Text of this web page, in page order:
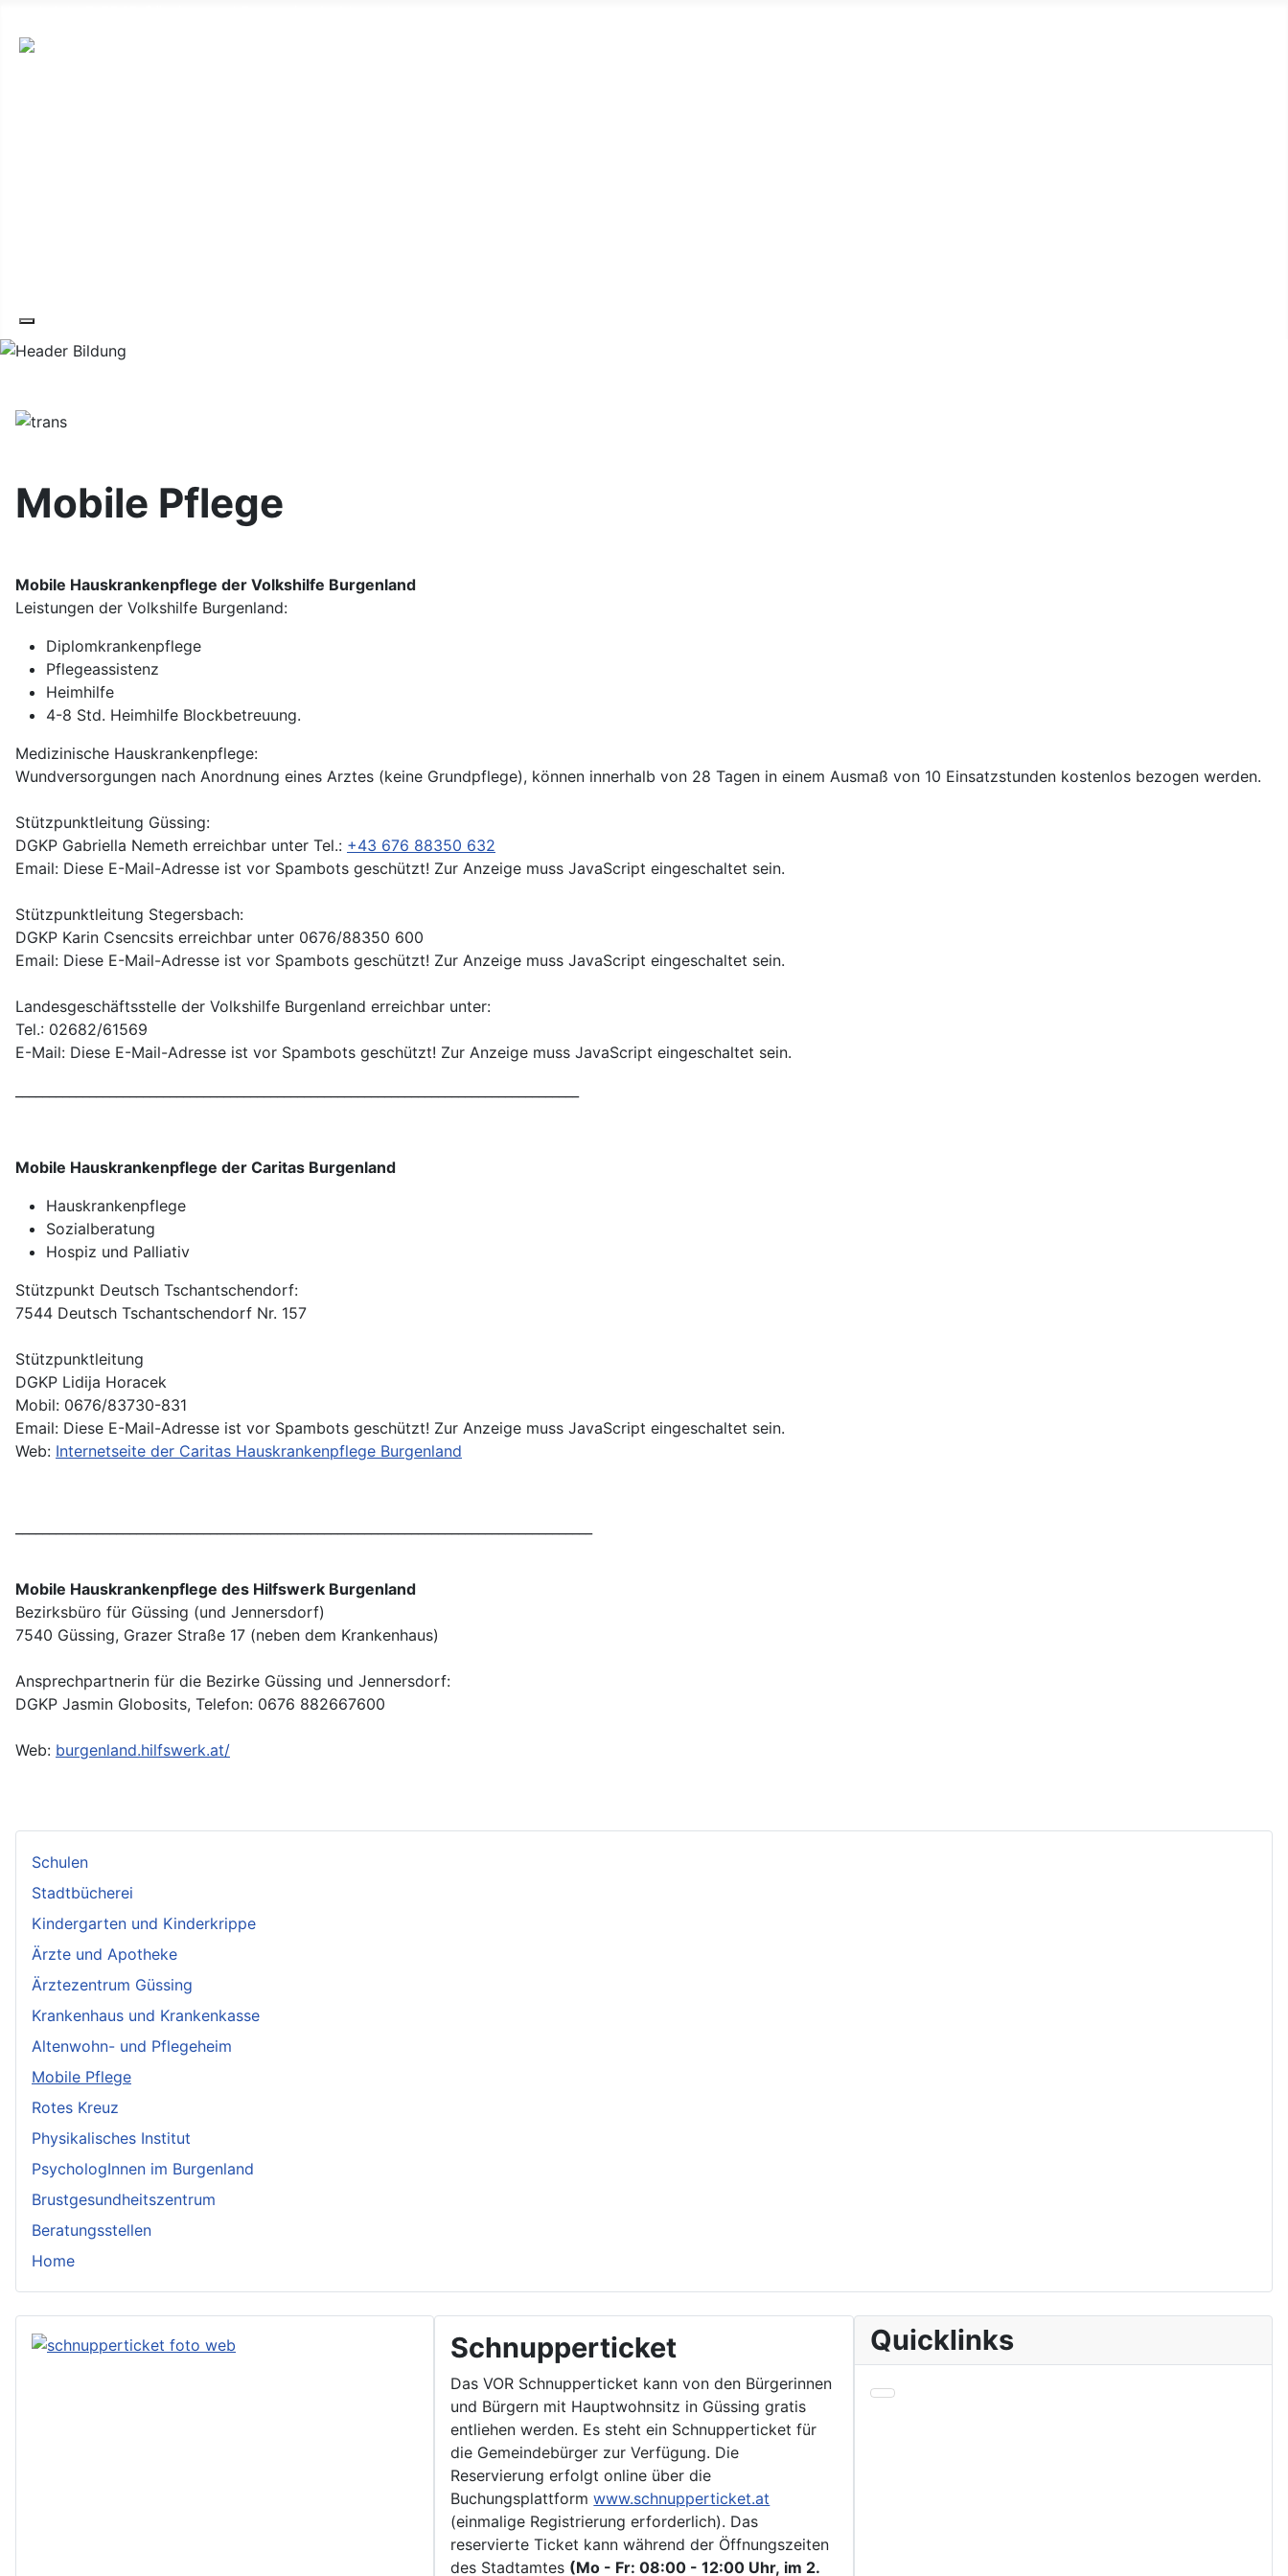
Schulen
Stadtbücherei
Kindergarten und Kinderkrippe
Ärzte und Apotheke
Ärztezentrum Güssing
Krankenhaus und Krankenkasse
Altenwohn- und Pflegeheim
Mobile Pflege
Rotes Kreuz
Physikalisches Institut
PsychologInnen im Burgenland
Brustgesundheitszentrum
Beratungsstellen
Home
Mobile Pflege
Mobile Hauskrankenpflege der Volkshilfe Burgenland
Leistungen der Volkshilfe Burgenland:
Diplomkrankenpflege
Pflegeassistenz
Heimhilfe
4-8 Std. Heimhilfe Blockbetreuung.
Medizinische Hauskrankenpflege:
Wundversorgungen nach Anordnung eines Arztes (keine Grundpflege), können innerhalb von 28 Tagen in einem Ausmaß von 10 Einsatzstunden kostenlos bezogen werden.
Stützpunktleitung Güssing:
DGKP Gabriella Nemeth erreichbar unter Tel.: +43 676 88350 632
Email: Diese E-Mail-Adresse ist vor Spambots geschützt! Zur Anzeige muss JavaScript eingeschaltet sein.
Stützpunktleitung Stegersbach:
DGKP Karin Csencsits erreichbar unter 0676/88350 600
Email: Diese E-Mail-Adresse ist vor Spambots geschützt! Zur Anzeige muss JavaScript eingeschaltet sein.
Landesgeschäftsstelle der Volkshilfe Burgenland erreichbar unter:
Tel.: 02682/61569
E-Mail: Diese E-Mail-Adresse ist vor Spambots geschützt! Zur Anzeige muss JavaScript eingeschaltet sein.
Mobile Hauskrankenpflege der Caritas Burgenland
Hauskrankenpflege
Sozialberatung
Hospiz und Palliativ
Stützpunkt Deutsch Tschantschendorf:
7544 Deutsch Tschantschendorf Nr. 157
Stützpunktleitung
DGKP Lidija Horacek
Mobil: 0676/83730-831
Email: Diese E-Mail-Adresse ist vor Spambots geschützt! Zur Anzeige muss JavaScript eingeschaltet sein.
Web: Internetseite der Caritas Hauskrankenpflege Burgenland
Mobile Hauskrankenpflege des Hilfswerk Burgenland
Bezirksbüro für Güssing (und Jennersdorf)
7540 Güssing, Grazer Straße 17 (neben dem Krankenhaus)
Ansprechpartnerin für die Bezirke Güssing und Jennersdorf:
DGKP Jasmin Globosits, Telefon: 0676 882667600
Web: burgenland.hilfswerk.at/
Schnupperticket
Das VOR Schnupperticket kann von den Bürgerinnen
und Bürgern mit Hauptwohnsitz in Güssing gratis
entliehen werden. Es steht ein Schnupperticket für
die Gemeindebürger zur Verfügung. Die
Reservierung erfolgt online über die
Buchungsplattformwww.schnupperticket.at
(einmalige Registrierung erforderlich). Das
reservierte Ticket kann während der Öffnungszeiten
des Stadtamtes (Mo - Fr: 08:00 - 12:00 Uhr, im 2.
Quicklinks